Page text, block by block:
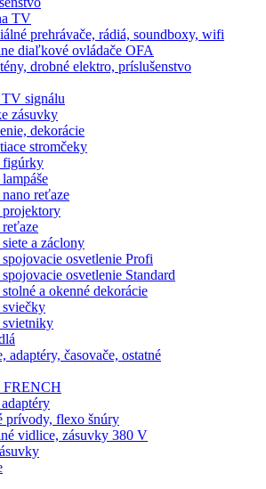
TV
prehrávače, rádiá, soundboxy, wifi
diaľkové ovládače OFA
drobné elektro, príslušenstvo
signálu
zásuvky
dekorácie
stromčeky
figúrky
reťaze
a záclony
osvetlenie Profi
osvetlenie Standard
a okenné dekorácie
svietniky
adaptéry, časovače, ostatné
FRENCH
prívody, flexo šnúry
vidlice, zásuvky 380 V